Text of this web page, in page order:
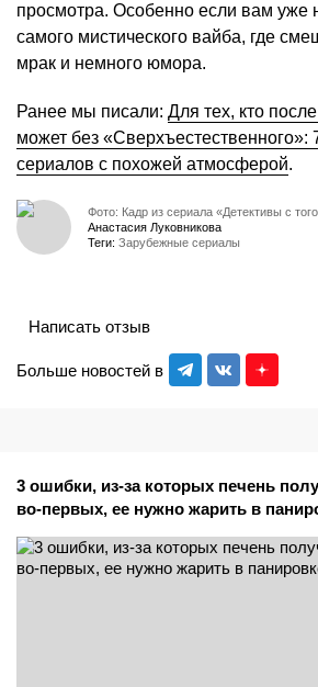
просмотра. Особенно если вам уже
самого мистического вайба, где
мрак и немного юмора.
Ранее мы писали: Для тех, кто
может без
сериалов с похожей атмосферой.
Фото: Кадр из сериала «Детективы с
Анастасия Луковникова
Теги: Зарубежные сериалы
Больше новостей в
Написать отзыв
3 ошибки, из-за которых печень
во-первых, ее нужно жарить в